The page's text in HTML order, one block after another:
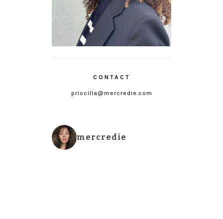
CONTACT
priscilla@mercredie.com
mercredie